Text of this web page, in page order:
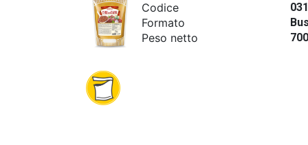
Codice
Formato
Peso netto